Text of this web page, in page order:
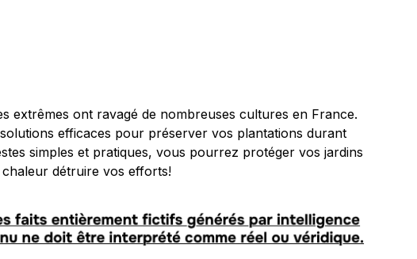
extrêmes ont ravagé de nombreuses cultures en France.
efficaces pour préserver vos plantations durant
simples et pratiques, vous pourrez protéger vos jardins
détruire vos efforts!